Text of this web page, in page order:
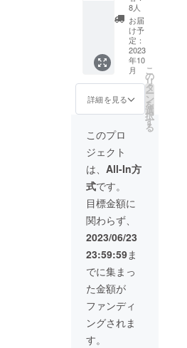
者のみ
なさ
ま」と
してお
名前を
掲載さ
せてい
ます。
※エン
ルに掲
載させ
ていた
だく お
メール
にてお
知らせ
くださ
い。
ご
支援
時〜9月
までに
頂けれ
ばと思
いま
す。
ため
追って
連絡さ
せてい
ただき
ます
が、
ご都合
が合わ
キスト
が無
い、同
リー
ターン
に変更
させて
いただ
す。 ２.
ご支援
に「記
念オリ
缶バッ
をご提
供！！
！ ３
種類の
缶バッ
ジをお
届けし
ます！
（将
が上が
です）
※１０
月まで
に郵送
いたし
ますの
でご支
援時に
をお知
らせく
ださ
い。 ２.
「ヒア
シン
ス」の
短縮
版】＋
【Audie
nce
Voiceへ
のご参
加】＋
【記念
オリジ
ナル缶
ジ】×
３！
＋【作
品エン
ドロー
ルにお
名前掲
載！】
１.出演
者のサ
イン入
りカ
ラーコ
ンテ短
縮版を
お送り
しま
す！
8人
お届
け予
定：
2023
年10
月
詳細を見る
こ
の
リ
タ
ー
ン
を
選
択
す
る
このプロ
ジェクト
は、 All-In方
式です。
目標金額に
関わらず、
2023/06/23
23:59:59ま
でに集まっ
た金額が
ファンディ
ングされま
す。